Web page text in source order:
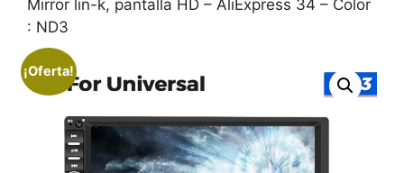
Mirror lin-k, pantalla HD – AliExpress 34 – Color
: ND3
¡Oferta!